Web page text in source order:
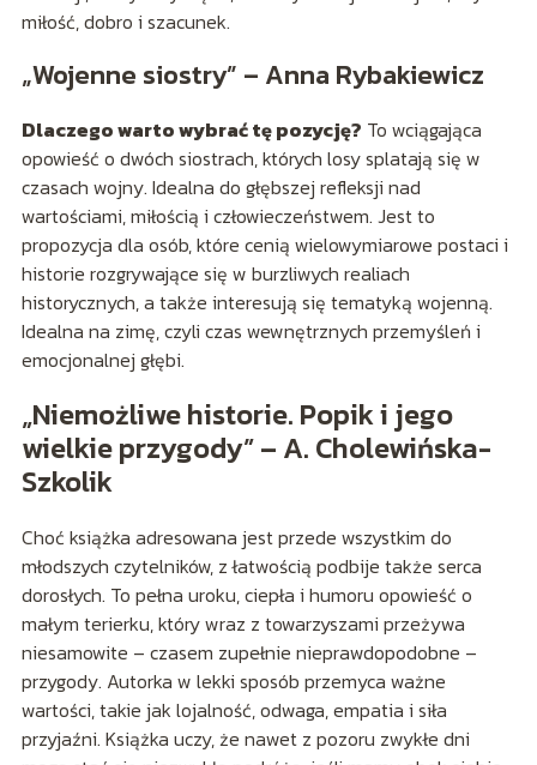
miłość, dobro i szacunek.
„Wojenne siostry” – Anna Rybakiewicz
Dlaczego warto wybrać tę pozycję? To wciągająca
opowieść o dwóch siostrach, których losy splatają się w
czasach wojny. Idealna do głębszej refleksji nad
wartościami, miłością i człowieczeństwem. Jest to
propozycja dla osób, które cenią wielowymiarowe postaci i
historie rozgrywające się w burzliwych realiach
historycznych, a także interesują się tematyką wojenną.
Idealna na zimę, czyli czas wewnętrznych przemyśleń i
emocjonalnej głębi.
„Niemożliwe historie. Popik i jego
wielkie przygody” – A. Cholewińska-
Szkolik
Choć książka adresowana jest przede wszystkim do
młodszych czytelników, z łatwością podbije także serca
dorosłych. To pełna uroku, ciepła i humoru opowieść o
małym terierku, który wraz z towarzyszami przeżywa
niesamowite – czasem zupełnie nieprawdopodobne –
przygody. Autorka w lekki sposób przemyca ważne
wartości, takie jak lojalność, odwaga, empatia i siła
przyjaźni. Książka uczy, że nawet z pozoru zwykłe dni